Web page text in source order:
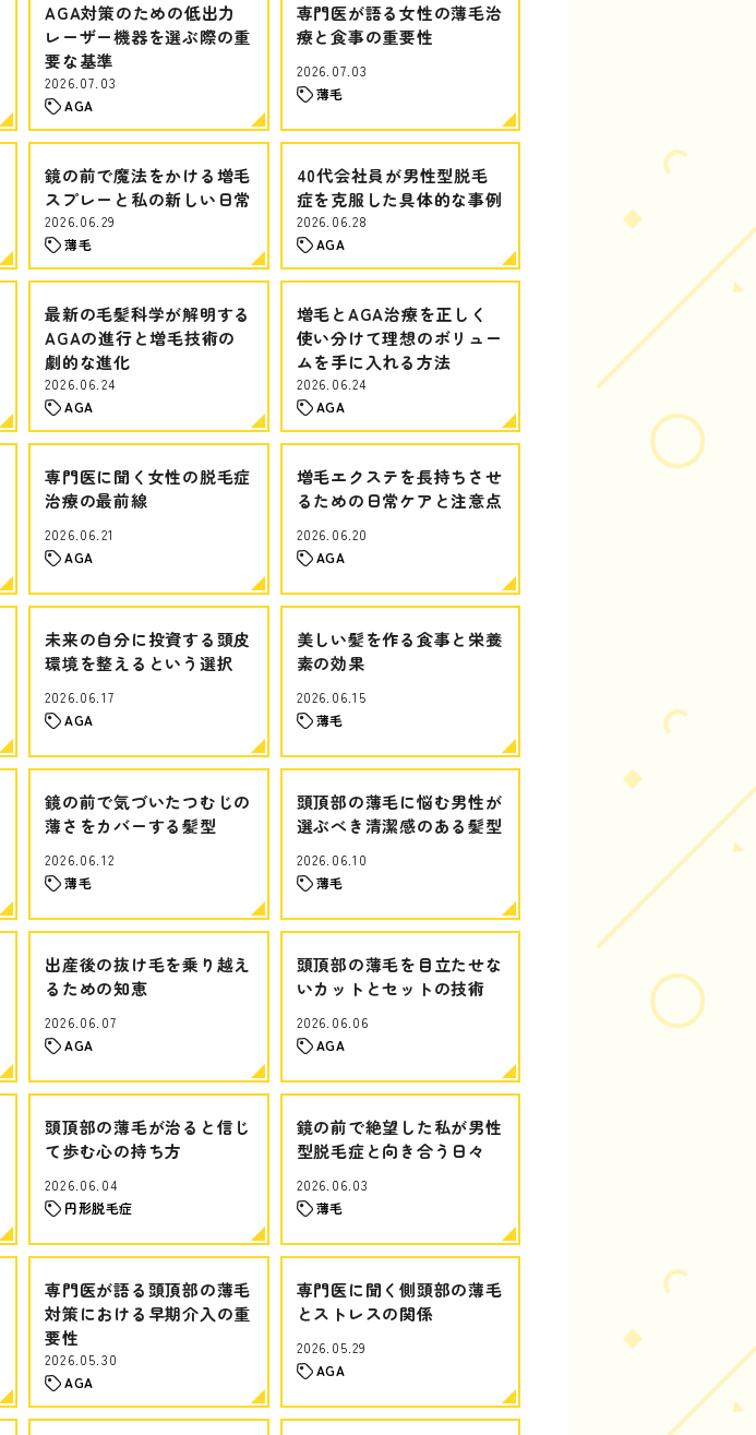
AGA対策のための低出力
レーザー機器を選ぶ際の重
要な基準
2026.07.03
AGA
専門医が語る女性の薄毛治
療と食事の重要性
2026.07.03
薄毛
鏡の前で魔法をかける増毛
スプレーと私の新しい日常
2026.06.29
薄毛
40代会社員が男性型脱毛
症を克服した具体的な事例
2026.06.28
AGA
最新の毛髪科学が解明する
AGAの進行と増毛技術の
劇的な進化
2026.06.24
AGA
増毛とAGA治療を正しく
使い分けて理想のボリュー
ムを手に入れる方法
2026.06.24
AGA
専門医に聞く女性の脱毛症
治療の最前線
2026.06.21
AGA
増毛エクステを長持ちさせ
るための日常ケアと注意点
2026.06.20
AGA
未来の自分に投資する頭皮
環境を整えるという選択
2026.06.17
AGA
美しい髪を作る食事と栄養
素の効果
2026.06.15
薄毛
鏡の前で気づいたつむじの
薄さをカバーする髪型
2026.06.12
薄毛
頭頂部の薄毛に悩む男性が
選ぶべき清潔感のある髪型
2026.06.10
薄毛
出産後の抜け毛を乗り越え
るための知恵
2026.06.07
AGA
頭頂部の薄毛を目立たせな
いカットとセットの技術
2026.06.06
AGA
頭頂部の薄毛が治ると信じ
て歩む心の持ち方
2026.06.04
円形脱毛症
鏡の前で絶望した私が男性
型脱毛症と向き合う日々
2026.06.03
薄毛
専門医が語る頭頂部の薄毛
対策における早期介入の重
要性
2026.05.30
AGA
専門医に聞く側頭部の薄毛
とストレスの関係
2026.05.29
AGA